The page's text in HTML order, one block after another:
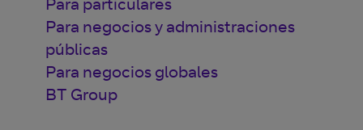
Para negocios y administraciones
públicas
Para negocios globales
BT Group